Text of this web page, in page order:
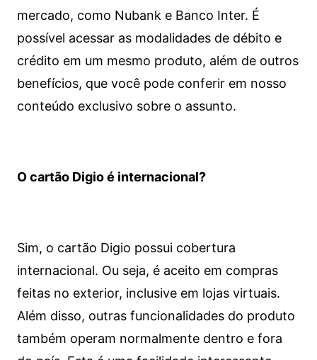
mercado, como Nubank e Banco Inter. É
possível acessar as modalidades de débito e
crédito em um mesmo produto, além de outros
benefícios, que você pode conferir em nosso
conteúdo exclusivo sobre o assunto.
O cartão Digio é internacional?
Sim, o cartão Digio possui cobertura
internacional. Ou seja, é aceito em compras
feitas no exterior, inclusive em lojas virtuais.
Além disso, outras funcionalidades do produto
também operam normalmente dentro e fora